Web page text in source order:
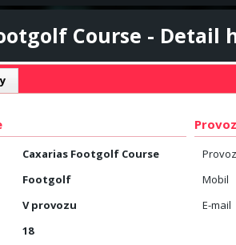
Course - Detail
Caxarias Footgolf Course
Footgolf
V provozu
18
Mobil
E-mail